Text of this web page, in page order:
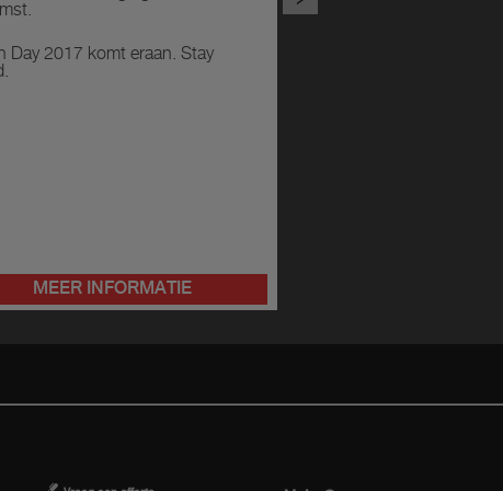
Day 2017 komt eraan. Stay
MEER INFORMATIE